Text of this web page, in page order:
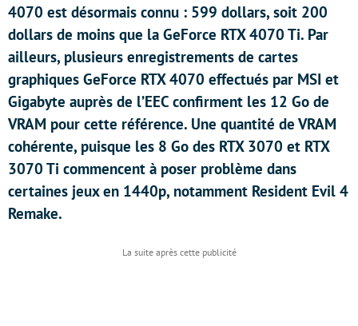
4070 est désormais connu : 599 dollars, soit 200
dollars de moins que la GeForce RTX 4070 Ti. Par
ailleurs, plusieurs enregistrements de cartes
graphiques GeForce RTX 4070 effectués par MSI et
Gigabyte auprès de l’EEC confirment les 12 Go de
VRAM pour cette référence. Une quantité de VRAM
cohérente, puisque les 8 Go des RTX 3070 et RTX
3070 Ti commencent à poser problème dans
certaines jeux en 1440p, notamment Resident Evil 4
Remake.